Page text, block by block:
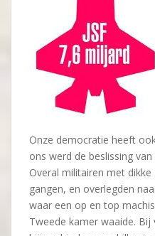
Onze democratie heeft
ons werd de beslissing
Overal militairen met
gangen, en overlegden
waar een op en top
Tweede kamer waaide.